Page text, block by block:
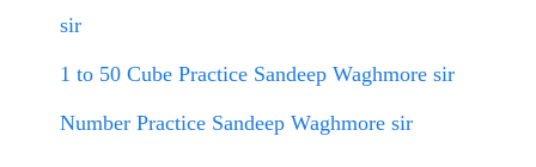
sir
1 to 50 Cube Practice Sandeep Waghmore sir
Number Practice Sandeep Waghmore sir